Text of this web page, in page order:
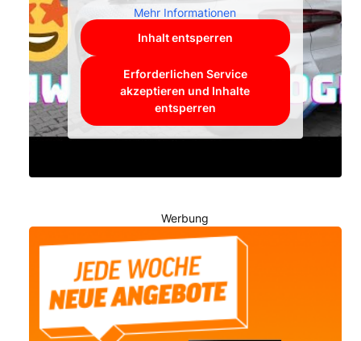
Mehr Informationen
Inhalt entsperren
Erforderlichen Service
akzeptieren und Inhalte
entsperren
Werbung